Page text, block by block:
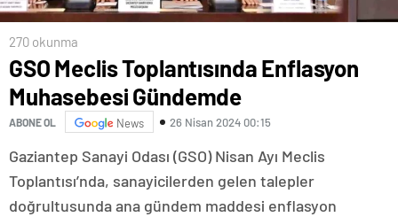
270 okunma
GSO Meclis Toplantısında Enflasyon
Muhasebesi Gündemde
ABONE OL News 26 Nisan 2024 00:15
Gaziantep Sanayi Odası (GSO) Nisan Ayı Meclis
Toplantısı’nda, sanayicilerden gelen talepler
doğrultusunda ana gündem maddesi enflasyon